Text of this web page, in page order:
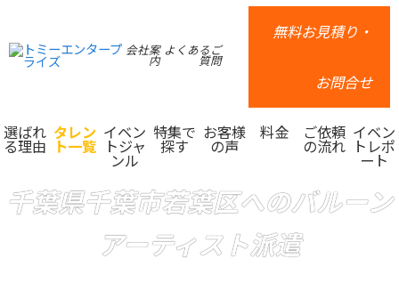
会社案
内
よくあるご
質問
無料お見積り・
お問合せ
選ばれ
る理由
タレン
ト一覧
イベン
トジャ
ンル
特集で
探す
お客様
の声
料金 ご依頼
の流れ
イベン
トレポ
ート
千葉県千葉市若葉区へのバルーン
アーティスト派遣